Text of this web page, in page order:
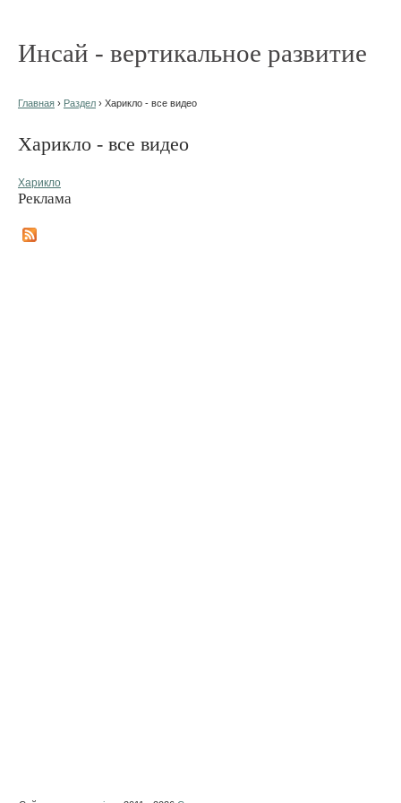
Инсай - вертикальное развитие
Главная › Раздел › Харикло - все видео
Харикло - все видео
Харикло
Реклама